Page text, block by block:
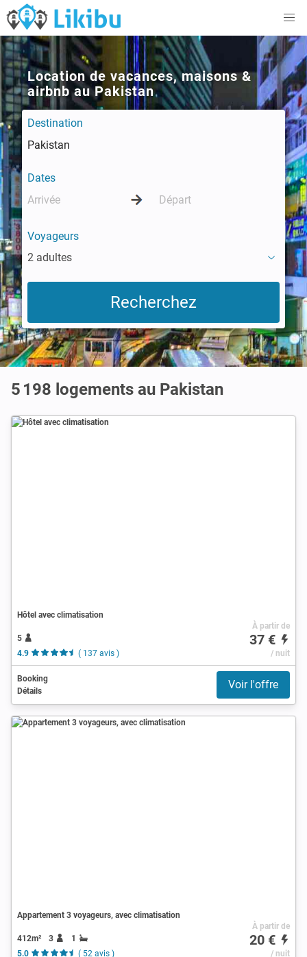
Location de vacances, maisons &
airbnb au Pakistan
Destination
Dates
Voyageurs
2 adultes
5 198 logements au Pakistan
Hôtel avec climatisation
5
4.9
( 137 avis )
À partir de
37 €
/ nuit
Booking
Détails
Voir l'offre
Appartement 3 voyageurs, avec climatisation
412m² 3
1
5.0
( 52 avis )
À partir de
20 €
/ nuit